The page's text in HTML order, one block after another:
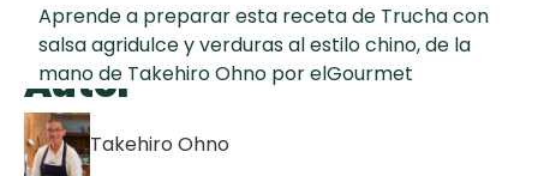
Red Velvet
Aprende a preparar esta receta de Trucha con
salsa agridulce y verduras al estilo chino, de la
mano de Takehiro Ohno por elGourmet
Autor
Takehiro Ohno